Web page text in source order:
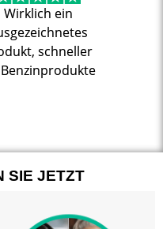
Wirklich ein
schneller
SIE JETZT